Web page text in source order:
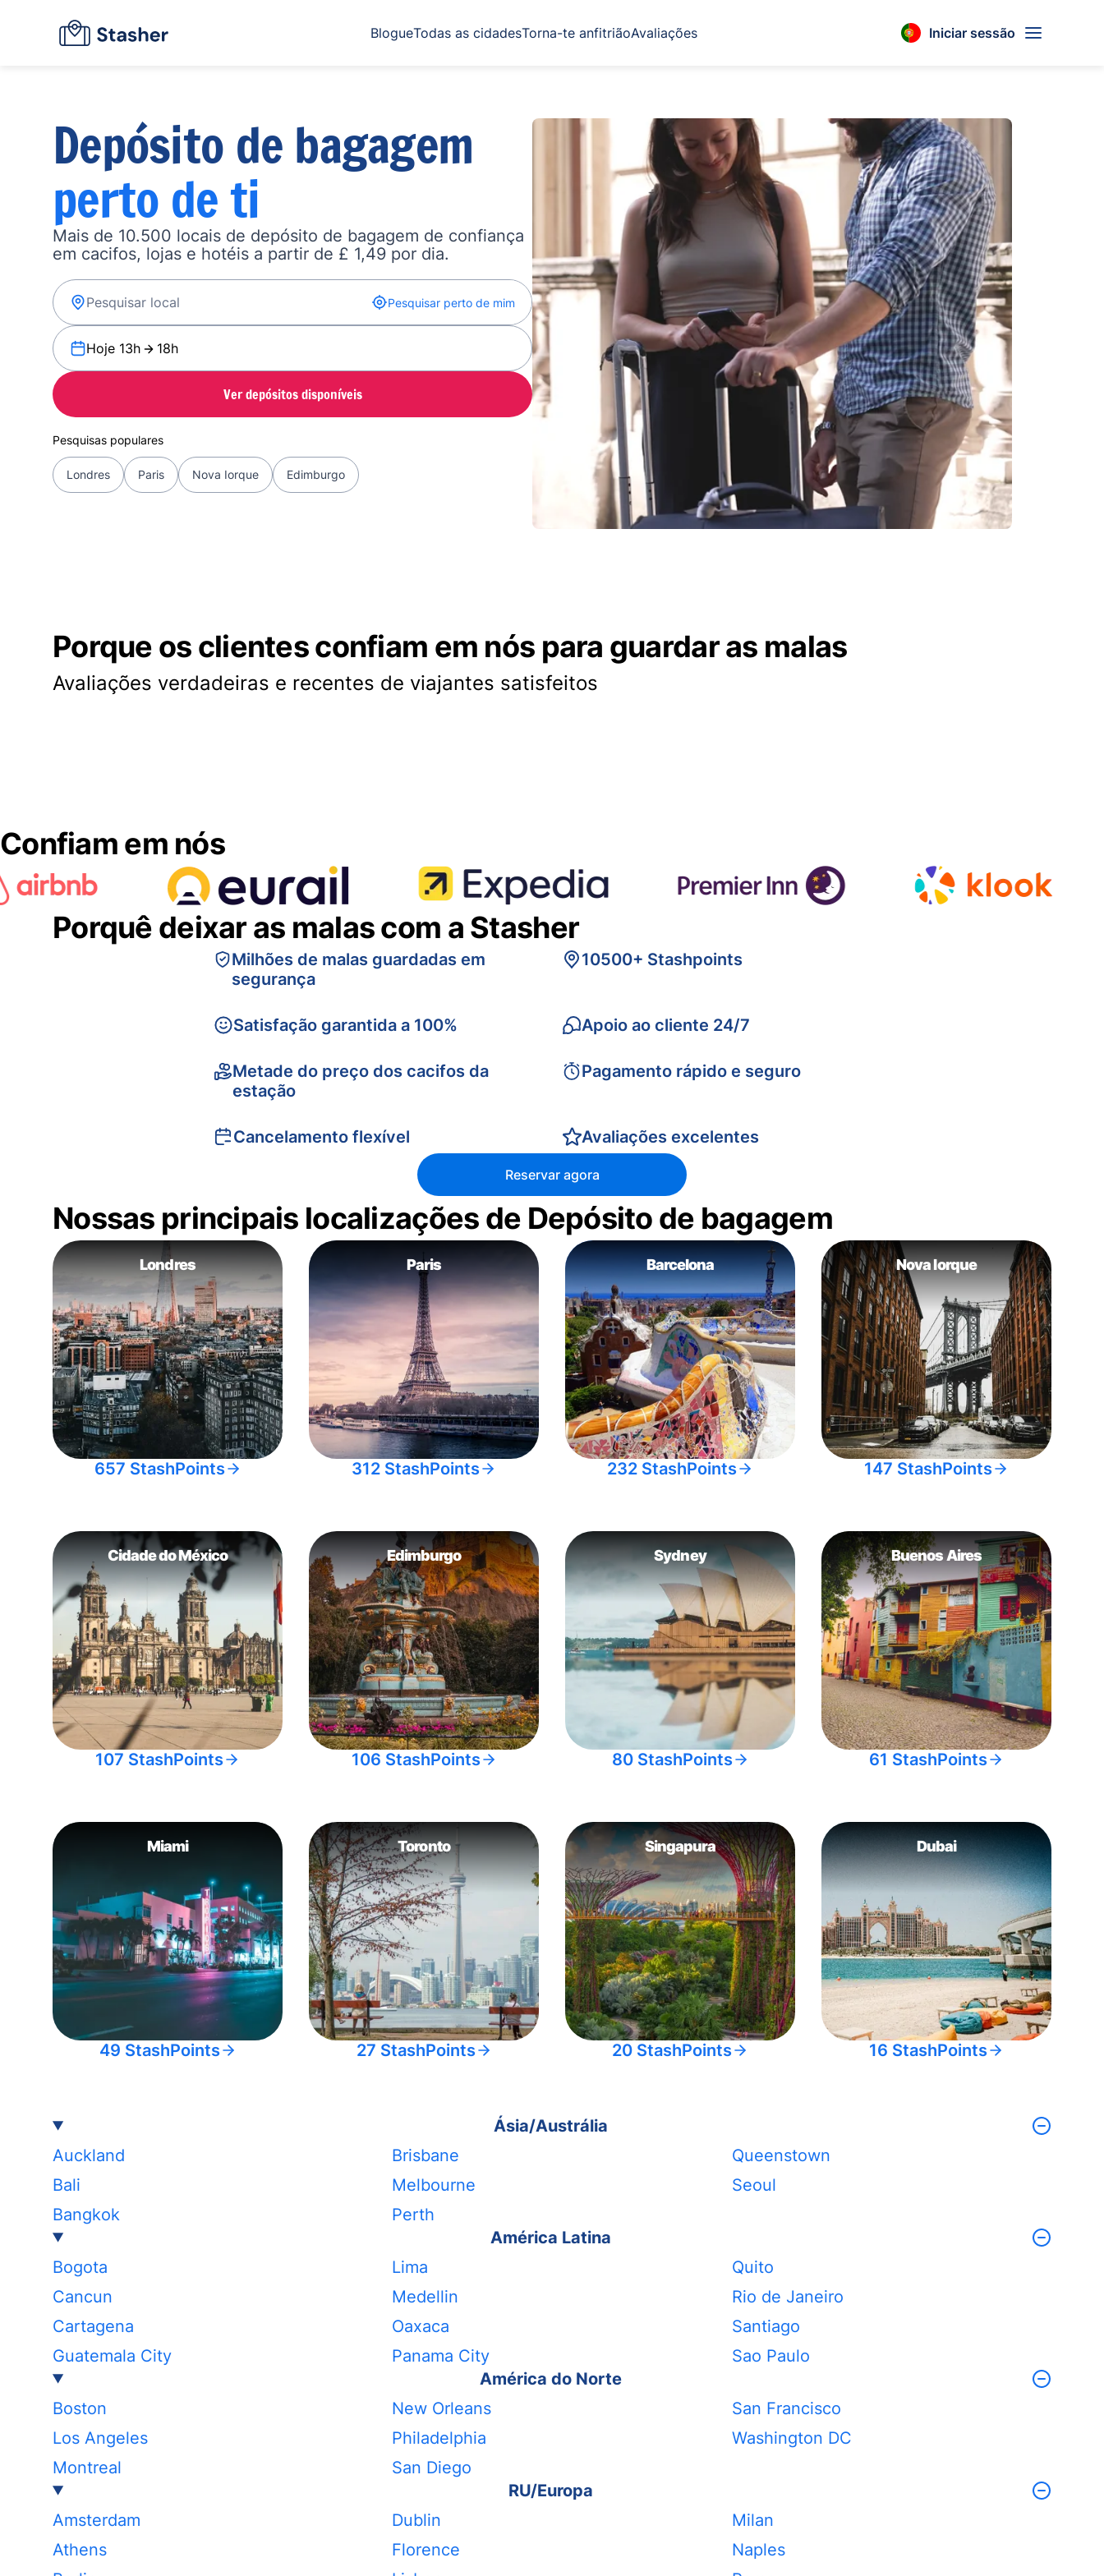
BlogueTodas as cidadesTorna-te anfitriãoAvaliações Iniciar sessão
Depósito de bagagem
perto de ti
Mais de 10.500 locais de depósito de bagagem de confiança
em cacifos, lojas e hotéis a partir de £ 1,49 por dia.
Pesquisar perto de mim
Hoje 13h 18h
Ver depósitos disponíveis
Pesquisas populares
Londres Paris Nova Iorque Edimburgo
Porque os clientes confiam em nós para guardar as malas
Avaliações verdadeiras e recentes de viajantes satisfeitos
Confiam em nós
Porquê deixar as malas com a Stasher
Milhões de malas guardadas em
segurança
Satisfação garantida a 100%
Metade do preço dos cacifos da
estação
Cancelamento flexível
10500+ Stashpoints
Apoio ao cliente 24/7
Pagamento rápido e seguro
Avaliações excelentes
Reservar agora
Nossas principais localizações de Depósito de bagagem
Londres
657 StashPoints
Paris
312 StashPoints
Barcelona
232 StashPoints
Nova Iorque
147 StashPoints
Cidade do México
107 StashPoints
Edimburgo
106 StashPoints
Sydney
80 StashPoints
Buenos Aires
61 StashPoints
Miami
49 StashPoints
Toronto
27 StashPoints
Singapura
20 StashPoints
Dubai
16 StashPoints
Ásia/Austrália
Auckland
Bali
Bangkok
Brisbane
Melbourne
Perth
Queenstown
Seoul
América Latina
Bogota
Cancun
Cartagena
Guatemala City
Lima
Medellin
Oaxaca
Panama City
Quito
Rio de Janeiro
Santiago
Sao Paulo
América do Norte
Boston
Los Angeles
Montreal
New Orleans
Philadelphia
San Diego
San Francisco
Washington DC
RU/Europa
Amsterdam
Athens
Dublin
Florence
Milan
Naples